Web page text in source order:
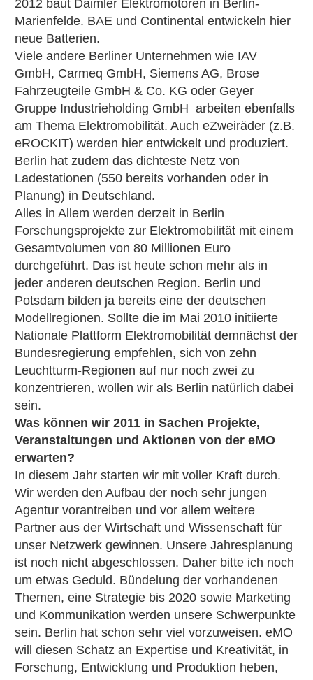
2012 baut Daimler Elektromotoren in Berlin-
Marienfelde. BAE und Continental entwickeln hier
neue Batterien.
Viele andere Berliner Unternehmen wie IAV
GmbH, Carmeq GmbH, Siemens AG, Brose
Fahrzeugteile GmbH & Co. KG oder Geyer
Gruppe Industrieholding GmbH arbeiten ebenfalls
am Thema Elektromobilität. Auch eZweiräder (z.B.
eROCKIT) werden hier entwickelt und produziert.
Berlin hat zudem das dichteste Netz von
Ladestationen (550 bereits vorhanden oder in
Planung) in Deutschland.
Alles in Allem werden derzeit in Berlin
Forschungsprojekte zur Elektromobilität mit einem
Gesamtvolumen von 80 Millionen Euro
durchgeführt. Das ist heute schon mehr als in
jeder anderen deutschen Region. Berlin und
Potsdam bilden ja bereits eine der deutschen
Modellregionen. Sollte die im Mai 2010 initiierte
Nationale Plattform Elektromobilität demnächst der
Bundesregierung empfehlen, sich von zehn
Leuchtturm-Regionen auf nur noch zwei zu
konzentrieren, wollen wir als Berlin natürlich dabei
sein.
Was können wir 2011 in Sachen Projekte,
Veranstaltungen und Aktionen von der eMO
erwarten?
In diesem Jahr starten wir mit voller Kraft durch.
Wir werden den Aufbau der noch sehr jungen
Agentur vorantreiben und vor allem weitere
Partner aus der Wirtschaft und Wissenschaft für
unser Netzwerk gewinnen. Unsere Jahresplanung
ist noch nicht abgeschlossen. Daher bitte ich noch
um etwas Geduld. Bündelung der vorhandenen
Themen, eine Strategie bis 2020 sowie Marketing
und Kommunikation werden unsere Schwerpunkte
sein. Berlin hat schon sehr viel vorzuweisen. eMO
will diesen Schatz an Expertise und Kreativität, in
Forschung, Entwicklung und Produktion heben,